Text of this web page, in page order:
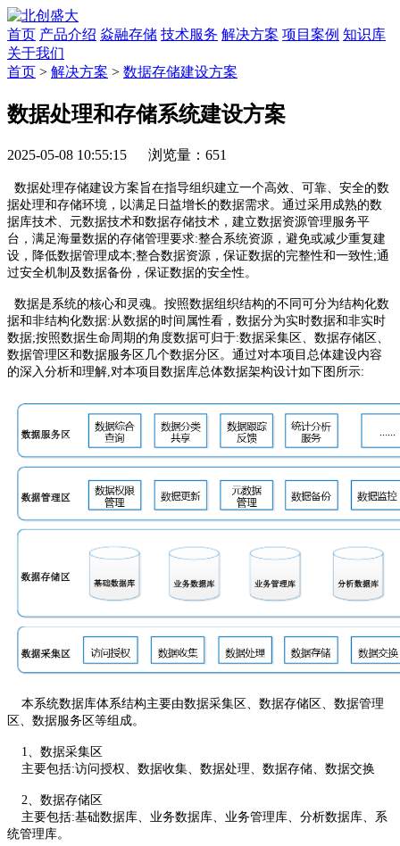
首页 产品介绍 焱融存储 技术服务 解决方案 项目案例 知识库
关于我们
首页 > 解决方案 > 数据存储建设方案
数据处理和存储系统建设方案
2025-05-08 10:55:15 浏览量：651
数据处理存储建设方案旨在指导组织建立一个高效、可靠、安全的数
据处理和存储环境，以满足日益增长的数据需求。通过采用成熟的数
据库技术、元数据技术和数据存储技术，建立数据资源管理服务平
台，满足海量数据的存储管理要求:整合系统资源，避免或减少重复建
设，降低数据管理成本;整合数据资源，保证数据的完整性和一致性;通
过安全机制及数据备份，保证数据的安全性。
数据是系统的核心和灵魂。按照数据组织结构的不同可分为结构化数
据和非结构化数据:从数据的时间属性看，数据分为实时数据和非实时
数据;按照数据生命周期的角度数据可归于:数据采集区、数据存储区、
数据管理区和数据服务区几个数据分区。通过对本项目总体建设内容
的深入分析和理解,对本项目数据库总体数据架构设计如下图所示:
本系统数据库体系结构主要由数据采集区、数据存储区、数据管理
区、数据服务区等组成。
1、数据采集区
主要包括:访问授权、数据收集、数据处理、数据存储、数据交换
2、数据存储区
主要包括:基础数据库、业务数据库、业务管理库、分析数据库、系
统管理库。